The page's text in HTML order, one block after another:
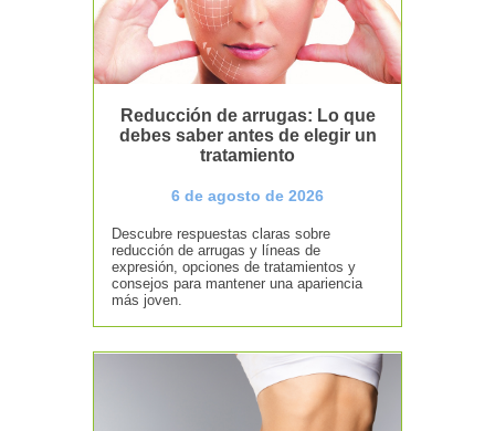
Reducción de arrugas: Lo que
debes saber antes de elegir un
tratamiento
6 de agosto de 2026
Descubre respuestas claras sobre
reducción de arrugas y líneas de
expresión, opciones de tratamientos y
consejos para mantener una apariencia
más joven.